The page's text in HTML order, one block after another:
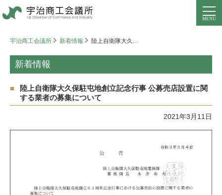
宇治商工会議所 新着情報 陸上自衛隊大久保駐屯地創立記念行事 公募売店設置に関する業者の募集について
新着情報
陸上自衛隊大久保駐屯地創立記念行事 公募売店設置に関
する業者の募集について
2021年3月11日